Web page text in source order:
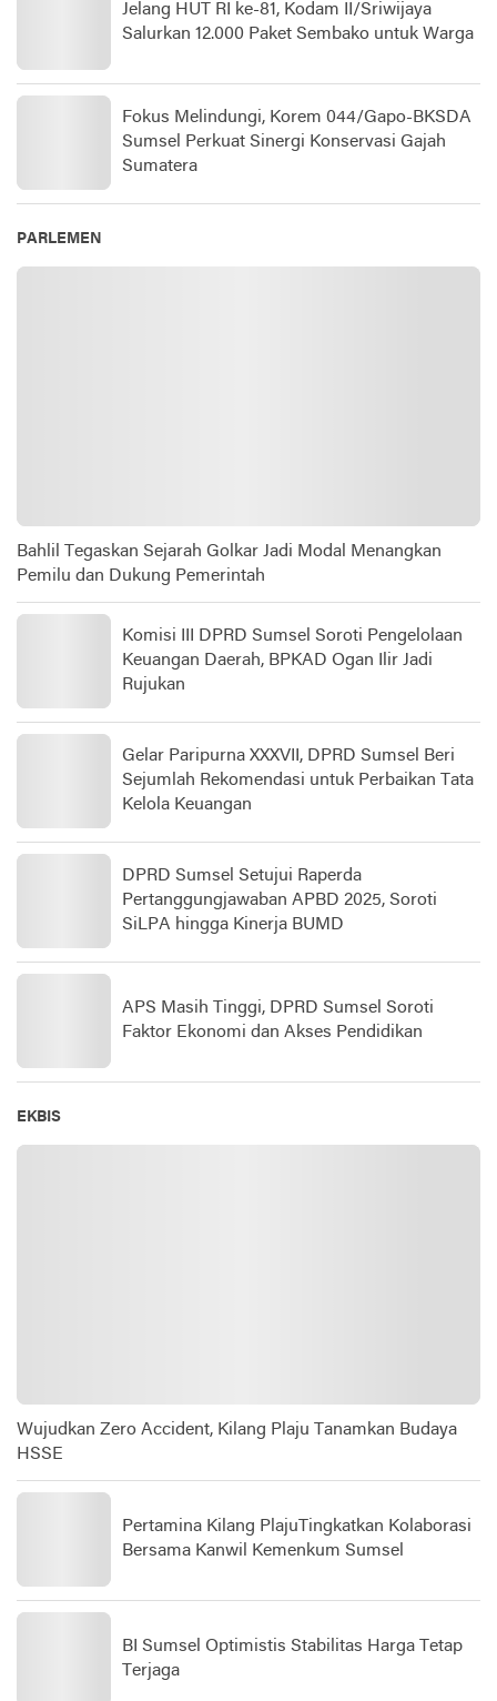
Jelang HUT RI ke-81, Kodam II/Sriwijaya
Salurkan 12.000 Paket Sembako untuk Warga
Fokus Melindungi, Korem 044/Gapo-BKSDA
Sumsel Perkuat Sinergi Konservasi Gajah
Sumatera
PARLEMEN
Bahlil Tegaskan Sejarah Golkar Jadi Modal Menangkan
Pemilu dan Dukung Pemerintah
Komisi III DPRD Sumsel Soroti Pengelolaan
Keuangan Daerah, BPKAD Ogan Ilir Jadi
Rujukan
Gelar Paripurna XXXVII, DPRD Sumsel Beri
Sejumlah Rekomendasi untuk Perbaikan Tata
Kelola Keuangan
DPRD Sumsel Setujui Raperda
Pertanggungjawaban APBD 2025, Soroti
SiLPA hingga Kinerja BUMD
APS Masih Tinggi, DPRD Sumsel Soroti
Faktor Ekonomi dan Akses Pendidikan
EKBIS
Wujudkan Zero Accident, Kilang Plaju Tanamkan Budaya
HSSE
Pertamina Kilang PlajuTingkatkan Kolaborasi
Bersama Kanwil Kemenkum Sumsel
BI Sumsel Optimistis Stabilitas Harga Tetap
Terjaga